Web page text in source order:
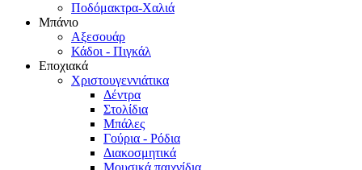
Ποδόμακτρα-Χαλιά
Μπάνιο
Αξεσουάρ
Κάδοι - Πιγκάλ
Εποχιακά
Χριστουγεννιάτικα
Δέντρα
Στολίδια
Μπάλες
Γούρια - Ρόδια
Διακοσμητικά
Μουσικά παιχνίδια